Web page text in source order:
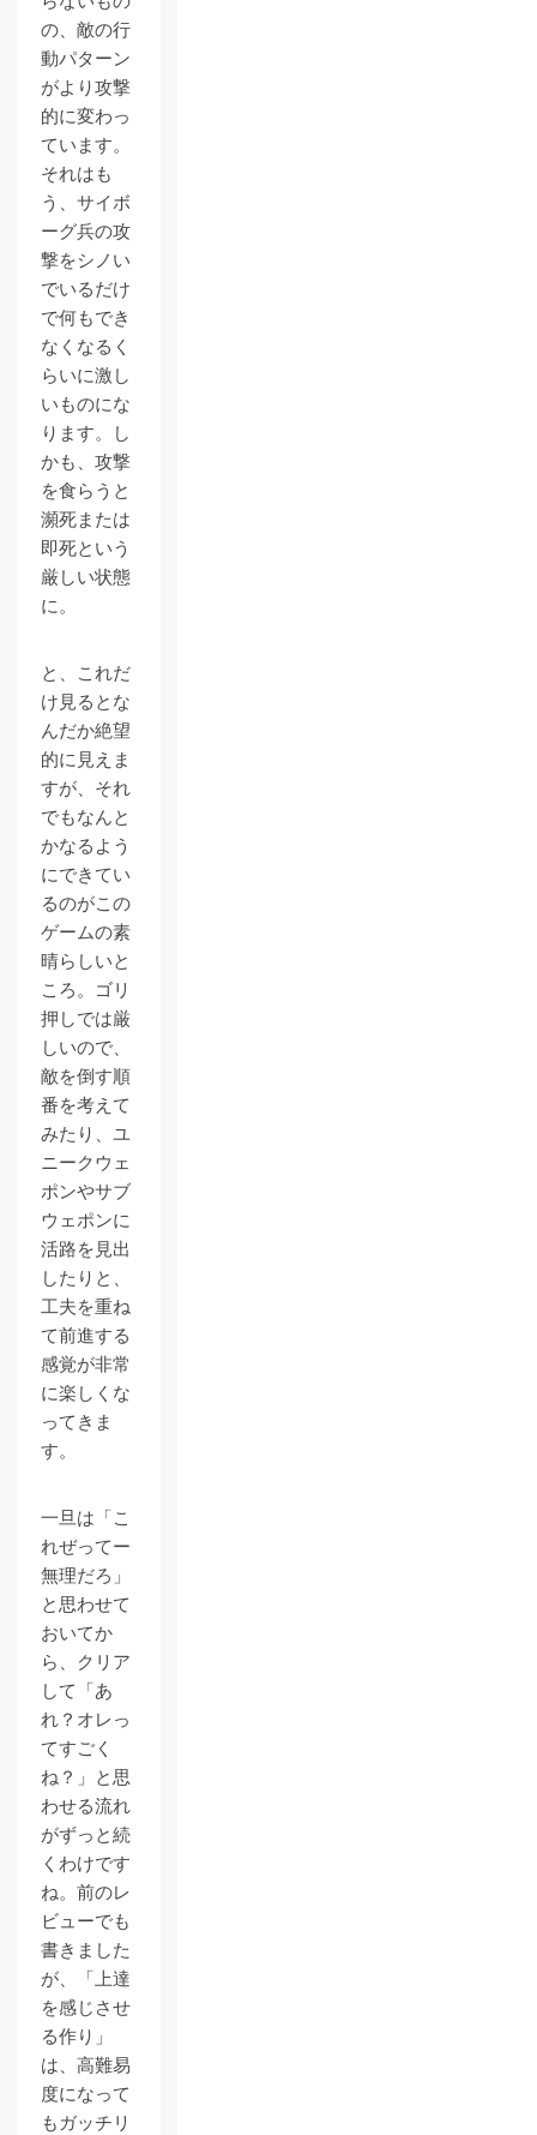
の、敵の行
動パターン
がより攻撃
的に変わっ
ています。
それはも
う、サイボ
ーグ兵の攻
撃をシノい
でいるだけ
で何もでき
なくなるく
らいに激し
いものにな
ります。し
かも、攻撃
を食らうと
瀕死または
即死という
厳しい状態
に。
と、これだ
け見るとな
んだか絶望
的に見えま
すが、それ
でもなんと
かなるよう
にできてい
るのがこの
ゲームの素
晴らしいと
ころ。ゴリ
押しでは厳
しいので、
敵を倒す順
番を考えて
みたり、ユ
ニークウェ
ポンやサブ
ウェポンに
活路を見出
したりと、
工夫を重ね
て前進する
感覚が非常
に楽しくな
ってきま
す。
一旦は「こ
れぜってー
無理だろ」
と思わせて
おいてか
ら、クリア
して「あ
れ？オレっ
てすごく
ね？」と思
わせる流れ
がずっと続
くわけです
ね。前のレ
ビューでも
書きました
が、「上達
を感じさせ
る作り」
は、高難易
度になって
もガッチリ